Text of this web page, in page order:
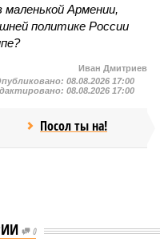
Армении,
политике России
Иван Дмитриев
08.08.2026 17:00
08.08.2026 17:00
Посол ты на!
0